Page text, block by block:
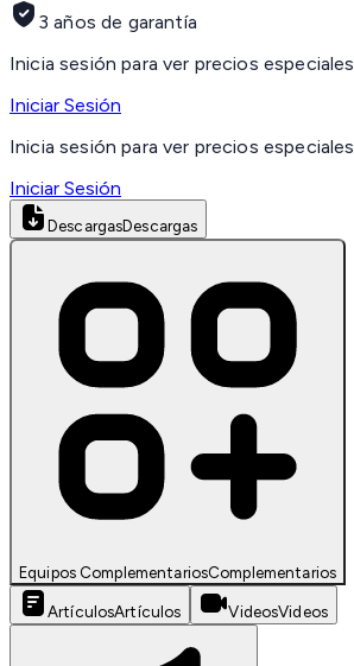
3 años de garantía
Inicia sesión para ver precios especiales
Iniciar Sesión
Inicia sesión para ver precios especiales
Iniciar Sesión
DescargasDescargas
Equipos ComplementariosComplementarios
ArtículosArtículos VideosVideos